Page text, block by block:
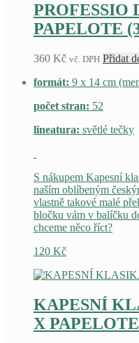
PROFESSIO
PAPELOTE
360 Kč vč. DPH Přidat
formát: 9 x 14 cm
počet stran: 52
lineatura: světlé tečky
S nákupem Kapesní
naším oblíbeným
vlastně takové malé
bločku vám v balíčku
chceme něco říct?
120 Kč
KAPESNÍ
X